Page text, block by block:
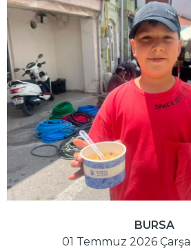
BURSA
01 Temmuz 2026